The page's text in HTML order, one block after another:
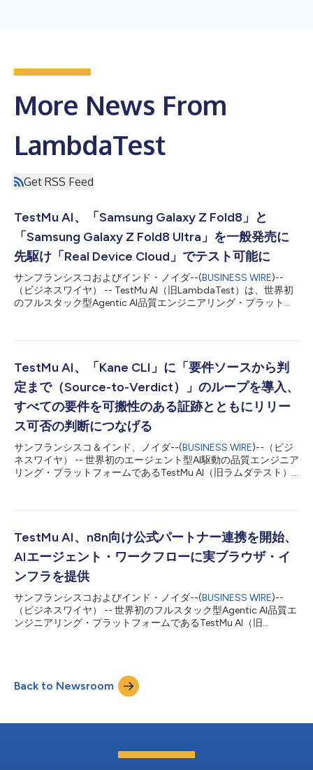
More News From
LambdaTest
Get RSS Feed
TestMu AI、「Samsung Galaxy Z Fold8」と
「Samsung Galaxy Z Fold8 Ultra」を一般発売に
先駆け「Real Device Cloud」でテスト可能に
サンフランシスコおよびインド・ノイダ--(BUSINESS WIRE)--
（ビジネスワイヤ） -- TestMu AI（旧LambdaTest）は、世界初
のフルスタック型Agentic AI品質エンジニアリング・プラットフ
ました。両端末はSamsungの「Galaxy Unpacked」イベントで
が顧客の手に渡る前からライブテストと自動テストに利用できま
す。 今回発表された新世代モデルは、Galaxy Z Foldシリーズに
これまでなかったテスト上の課題をもたらします。Galaxy Z
Fold8は、開いた状態では縦向きの7.6インチ・ディスプレイを備
える一方、Zシリーズ初のUltraモデルであるGalaxy Z Fold8
Ultraは、横向きの8.0インチ・ディスプレイを備えます。両機種
はFold8の名称を冠し、チップセット...
TestMu AI、「Kane CLI」に「要件ソースから判
定まで（Source-to-Verdict）」のループを導入、
すべての要件を可搬性のある証跡とともにリリー
ス可否の判断につなげる
サンフランシスコ＆インド、ノイダ--(BUSINESS WIRE)--（ビジ
ネスワイヤ） -- 世界初のエージェント型AI駆動の品質エンジニア
リング・プラットフォームであるTestMu AI（旧ラムダテスト）
した。Kane CLIがブラウザ自動化ツールから進化してきたことを
貫して処理し、テストを作成してローカル環境のブラウザで実行
し、証跡を収集し、実際の実行内容に基づいてカバレッジを測定
したうえで、判定結果を返します。 AIエージェントがテストを作
成・実行・修正する中、緑色のチェックマークだけではもはや十
分ではありません。何も検証しないステップもパスと判定され、
数週間前に変更された仕様の旧版に基づくテストもパスと判定さ
れ、クリックが一度も実際には成功していないのにエージェント
が「完了」と報告した場合も、パスと判定されます。根拠のない
TestMu AI、n8n向け公式パートナー連携を開始、
AIエージェント・ワークフローに実ブラウザ・イ
ンフラを提供
サンフランシスコおよびインド・ノイダ--(BUSINESS WIRE)--
（ビジネスワイヤ） -- 世界初のフルスタック型Agentic AI品質エ
ンジニアリング・プラットフォームであるTestMu AI（旧
けに開始したと発表しました。 n8nの認証済みパートナー
Community Nodeとして提供されるTestMu AI Agent連携によ
り、開発者はAIエージェントや自動化ワークフローをTestMu AI
以上のブラウザー、OS、デバイス環境を利用できます。 企業の
クセスは不可欠な機能となりつつあります。今回の新たな連携に
より、n8nユーザーは、ウェブ・アプリケーションとのやり取
Back to Newsroom